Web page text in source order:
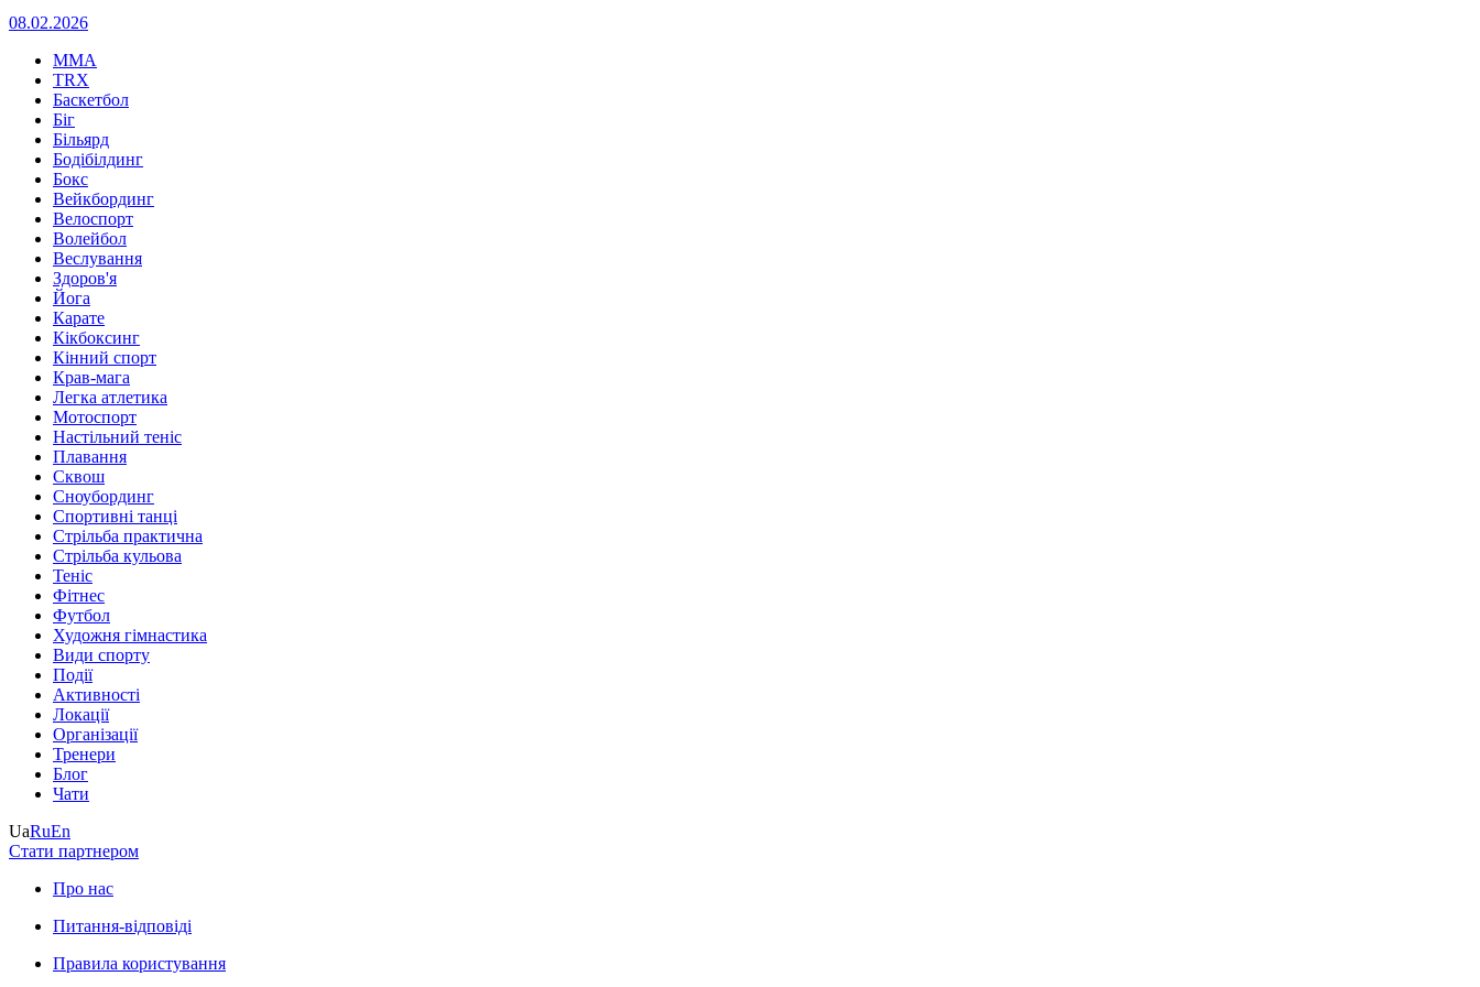
08.02.2026
MMA
TRX
Баскетбол
Біг
Більярд
Бодібілдинг
Бокс
Вейкбординг
Велоспорт
Волейбол
Веслування
Здоров'я
Йога
Карате
Кікбоксинг
Кінний спорт
Крав-мага
Легка атлетика
Мотоспорт
Настільний теніс
Плавання
Сквош
Сноубординг
Спортивні танці
Стрільба практична
Стрільба кульова
Теніс
Фітнес
Футбол
Художня гімнастика
Види спорту
Події
Активності
Локації
Організації
Тренери
Блог
Чати
UaRuEn
Стати партнером
Про нас
Питання-відповіді
Правила користування